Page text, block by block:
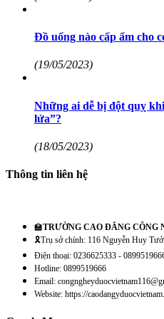
Đồ uống nào cấp ẩm cho
(19/05/2023)
Những ai dễ bị đột quỵ
lửa”?
(18/05/2023)
Thông tin liên hệ
🏫TRƯỜNG CAO ĐẲNG CÔNG
🎗️Trụ sở chính: 116 Nguyễn Huy
Điện thoại: 0236625333 -
Hotline: 0899519666
Email:
Website: https://